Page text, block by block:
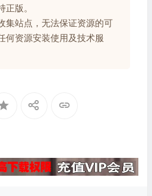
版。
集站点，无法保证资源的可
何资源安装使用及技术服